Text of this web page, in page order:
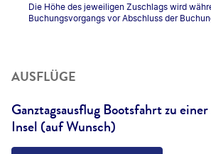
Die Höhe des jeweiligen Zuschlags wird
Buchungsvorgangs vor Abschluss der
AUSFLÜGE
Ganztagsausflug Bootsfahrt zu
Insel (auf Wunsch)